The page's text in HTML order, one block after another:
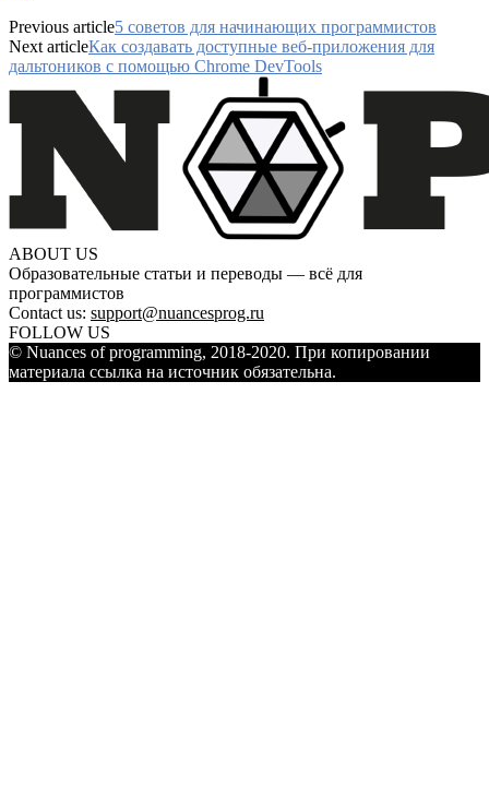
Previous article5 советов для начинающих программистов
Next articleКак создавать доступные веб-приложения для
дальтоников с помощью Chrome DevTools
ABOUT US
Образовательные статьи и переводы — всё для
программистов
Contact us: support@nuancesprog.ru
FOLLOW US
© Nuances of programming, 2018-2020. При копировании
материала ссылка на источник обязательна.